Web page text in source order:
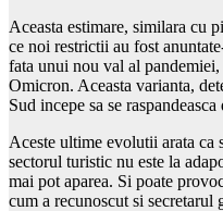
Aceasta estimare, similara cu
ce noi restrictii au fost
fata unui nou val al
Omicron. Aceasta varianta,
Sud incepe sa se
Aceste ultime evolutii arata ca
sectorul turistic nu este la
mai pot aparea. Si poate
cum a recunoscut si